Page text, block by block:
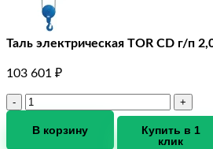
Таль электрическая TOR CD г/п
103 601 ₽
Количество
Таль
В корзину
Купить в 1
клик